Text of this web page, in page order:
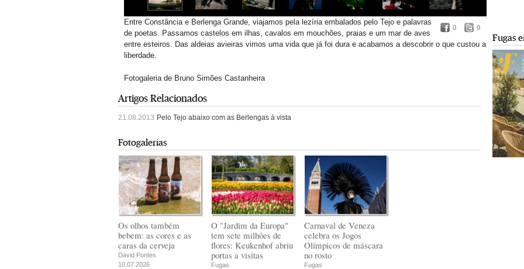
0 0
Entre Constância e Berlenga Grande, viajamos pela lezíria embalados pelo Tejo e palavras
de poetas. Passamos castelos em ilhas, cavalos em mouchões, praias e um mar de aves
entre esteiros. Das aldeias avieiras vimos uma vida que já foi dura e acabamos a descobrir o que custou a
liberdade.
Fotogaleria de Bruno Simões Castanheira
Artigos Relacionados
21.08.2013 Pelo Tejo abaixo com as Berlengas à vista
Fotogalerias
Os olhos também
bebem: as cores e as
caras da cerveja
David Pontes
10.07.2026
O "Jardim da Europa"
tem sete milhões de
flores: Keukenhof abriu
portas a visitas
Fugas
Carnaval de Veneza
celebra os Jogos
Olímpicos de máscara
no rosto
Fugas
Fugas